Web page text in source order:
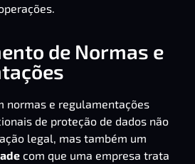
de Normas e
normas e regulamentações
de proteção de dados não
legal, mas também um
com que uma empresa trata